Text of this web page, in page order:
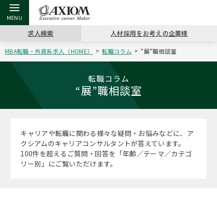
戻る
アクシアムの特長
サービス案内
戻る
キャリア支援 TOP
キャリアデザイン講座
（最新求人市場動向）
ステージ別アドバイス
MBAの転職事例
戻る
転職ツール TOP
英文レジュメの書き方
日本語履歴書テンプレート
戻る
転職コラム TOP
“展”職相談室
コンサルティングの現場から
戻る
イベント・セミナー TOP
キャリアデザインセミナー
ジョブフェア
戻る
会社概要 TOP
アクセス
求人検索 人材採用をお考えの企業様
MBA転職・外資系求人（HOME） 転職コラム ”展”職相談室
転職コラム
“展”職相談室
キャリアや転職に関わる様々な疑問・お悩みなどに、ア
クシアムのキャリアコンサルタントが答えています。
100件を超えるご質問・回答を「年齢／テーマ／カテゴ
リー別」にご覧いただけます。